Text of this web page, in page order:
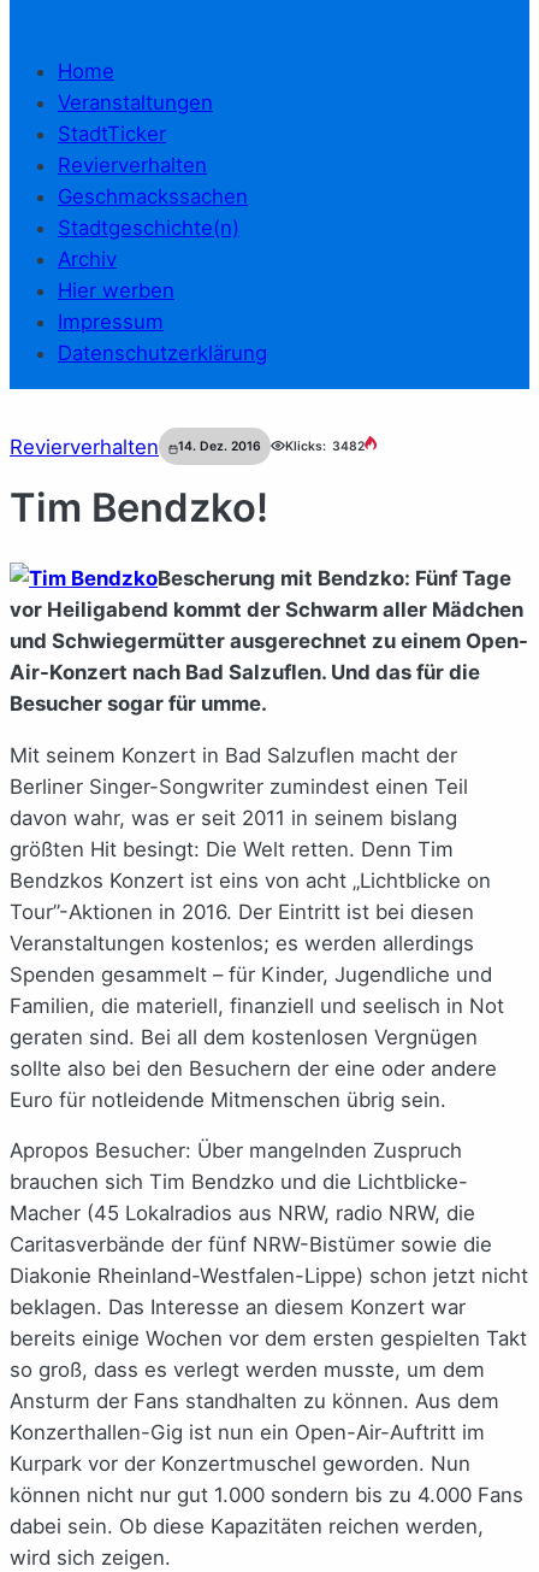
Home
Veranstaltungen
StadtTicker
Revierverhalten
Geschmackssachen
Stadtgeschichte(n)
Archiv
Hier werben
Impressum
Datenschutzerklärung
Revierverhalten 14. Dez. 2016 Klicks: 3482
Tim Bendzko!
Bescherung mit Bendzko: Fünf Tage
vor Heiligabend kommt der Schwarm aller Mädchen
und Schwiegermütter ausgerechnet zu einem Open-
Air-Konzert nach Bad Salzuflen. Und das für die
Besucher sogar für umme.
Mit seinem Konzert in Bad Salzuflen macht der
Berliner Singer-Songwriter zumindest einen Teil
davon wahr, was er seit 2011 in seinem bislang
größten Hit besingt: Die Welt retten. Denn Tim
Bendzkos Konzert ist eins von acht „Lichtblicke on
Tour”-Aktionen in 2016. Der Eintritt ist bei diesen
Veranstaltungen kostenlos; es werden allerdings
Spenden gesammelt – für Kinder, Jugendliche und
Familien, die materiell, finanziell und seelisch in Not
geraten sind. Bei all dem kostenlosen Vergnügen
sollte also bei den Besuchern der eine oder andere
Euro für notleidende Mitmenschen übrig sein.
Apropos Besucher: Über mangelnden Zuspruch
brauchen sich Tim Bendzko und die Lichtblicke-
Macher (45 Lokalradios aus NRW, radio NRW, die
Caritasverbände der fünf NRW-Bistümer sowie die
Diakonie Rheinland-Westfalen-Lippe) schon jetzt nicht
beklagen. Das Interesse an diesem Konzert war
bereits einige Wochen vor dem ersten gespielten Takt
so groß, dass es verlegt werden musste, um dem
Ansturm der Fans standhalten zu können. Aus dem
Konzerthallen-Gig ist nun ein Open-Air-Auftritt im
Kurpark vor der Konzertmuschel geworden. Nun
können nicht nur gut 1.000 sondern bis zu 4.000 Fans
dabei sein. Ob diese Kapazitäten reichen werden,
wird sich zeigen.